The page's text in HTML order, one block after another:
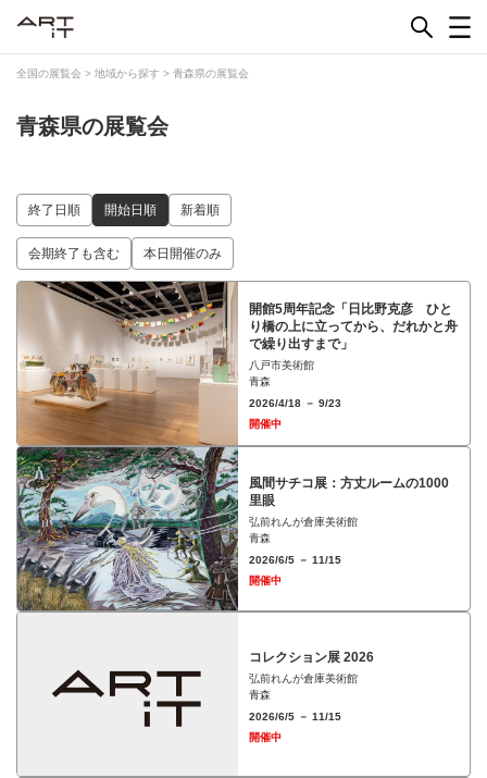
全国の展覧会 > 地域から探す > 青森県の展覧会
青森県の展覧会
終了日順 開始日順 新着順
会期終了も含む 本日開催のみ
開館5周年記念「日比野克彦 ひと
り橋の上に立ってから、だれかと舟
で繰り出すまで」
八戸市美術館
青森
2026/4/18 － 9/23
開催中
⾵間サチコ展：⽅丈ルームの1000
⾥眼
弘前れんが倉庫美術館
青森
2026/6/5 － 11/15
開催中
コレクション展 2026
弘前れんが倉庫美術館
青森
2026/6/5 － 11/15
開催中